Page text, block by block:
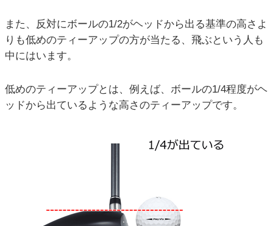
また、反対にボールの1/2がヘッドから出る基準の高さよ
りも低めのティーアップの方が当たる、飛ぶという人も
中にはいます。
低めのティーアップとは、例えば、ボールの1/4程度がヘ
ッドから出ているような高さのティーアップです。